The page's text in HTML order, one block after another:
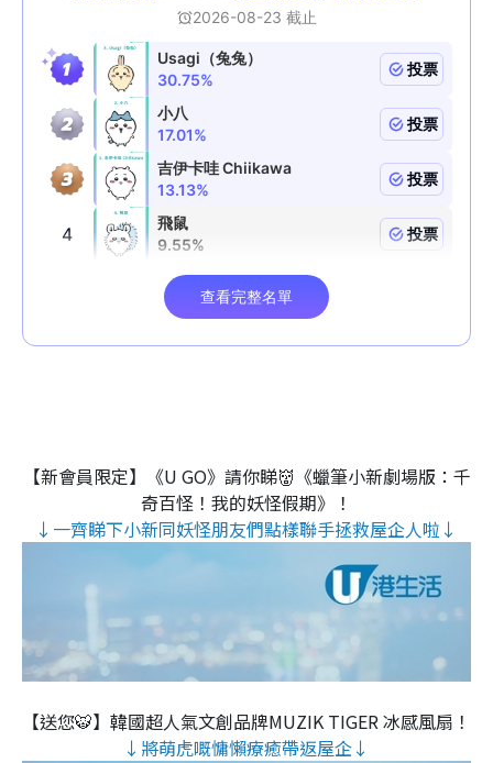
【新會員限定】《U GO》請你睇👹《蠟筆小新劇場版：千
奇百怪！我的妖怪假期》！
↓一齊睇下小新同妖怪朋友們點樣聯手拯救屋企人啦↓
【送您🐯】韓國超人氣文創品牌MUZIK TIGER 冰感風扇！
↓將萌虎嘅慵懶療癒帶返屋企↓